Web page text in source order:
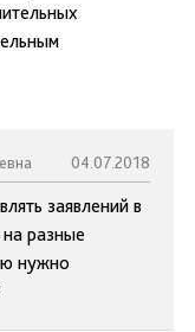
04.07.2018
заявлений в
разные
нужно